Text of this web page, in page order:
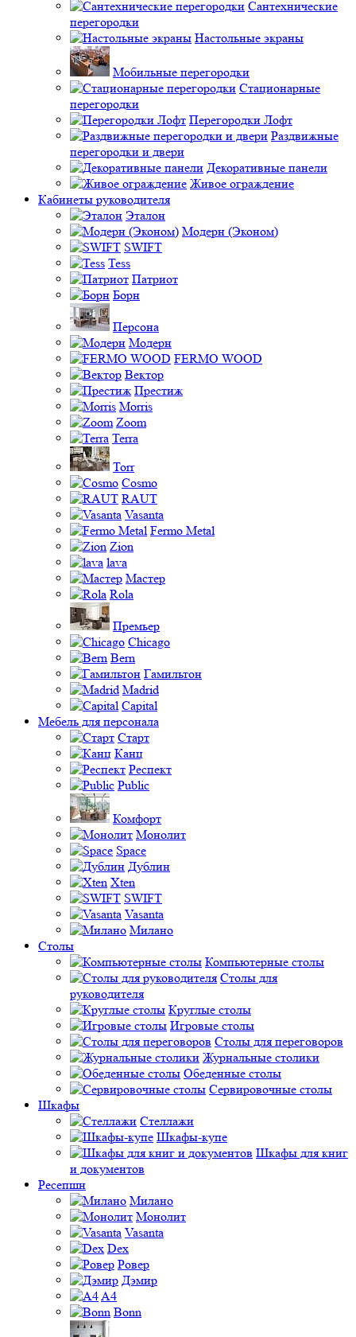
Сантехнические
перегородки
Настольные экраны
Мобильные перегородки
Стационарные
перегородки
Перегородки Лофт
Раздвижные
перегородки и двери
Декоративные панели
Живое ограждение
Кабинеты руководителя
Эталон
Модерн (Эконом)
SWIFT
Tess
Патриот
Борн
Персона
Модерн
FERMO WOOD
Вектор
Престиж
Morris
Zoom
Terra
Torr
Cosmo
RAUT
Vasanta
Fermo Metal
Zion
lava
Мастер
Rola
Премьер
Chicago
Bern
Гамильтон
Madrid
Capital
Мебель для персонала
Старт
Канц
Респект
Public
Комфорт
Монолит
Space
Дублин
Xten
SWIFT
Vasanta
Милано
Столы
Компьютерные столы
Столы для
руководителя
Круглые столы
Игровые столы
Столы для переговоров
Журнальные столики
Обеденные столы
Сервировочные столы
Шкафы
Стеллажи
Шкафы-купе
Шкафы для книг
и документов
Ресепшн
Милано
Монолит
Vasanta
Dex
Ровер
Дэмир
A4
Bonn